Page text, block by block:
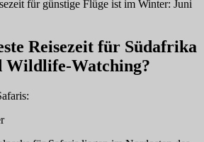
für günstige Flüge ist im Winter: Juni
Reisezeit für Südafrika
Wildlife-Watching?